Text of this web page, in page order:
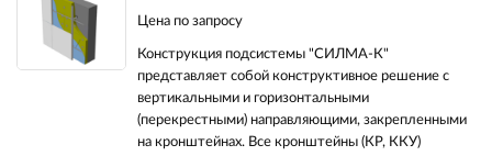
Цена по запросу
Конструкция подсистемы "СИЛМА-К"
представляет собой конструктивное решение с
вертикальными и горизонтальными
(перекрестными) направляющими, закрепленными
на кронштейнах. Все кронштейны (КР, ККУ)